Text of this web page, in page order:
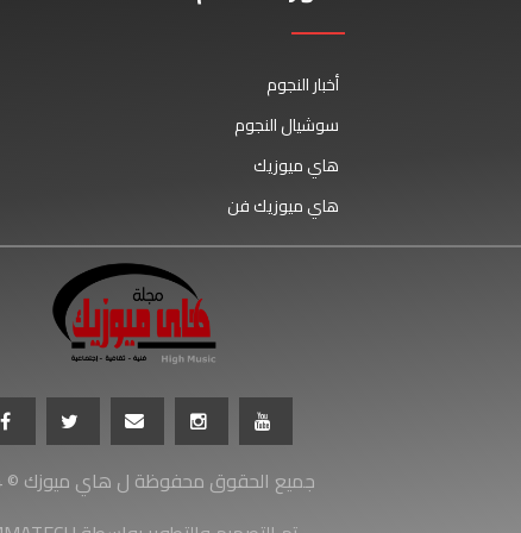
أخبار النجوم
سوشيال النجوم
هاي ميوزيك
هاي ميوزيك فن
جميع الحقوق محفوظة ل هاي ميوزك © 2024